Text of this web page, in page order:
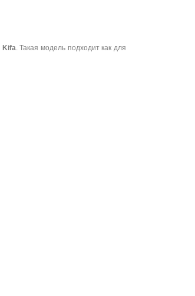
Kifa. Такая модель подходит как для